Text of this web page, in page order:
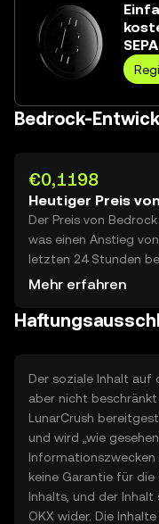
SEPA
Bedrock-
€0,1198
Heutiger Preis
Der Preis von
was einen Anstieg
letzten 24 Stunden
erreichte das heutige
über €1,36 Mio.
Mehr erfahren
Der soziale Inhalt auf
aber nicht
LunarCrush
und wird „wie
keine Garantie für
Inhalts, und der
OKX wider. Die